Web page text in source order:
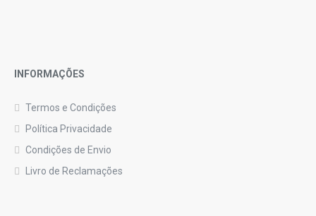
INFORMAÇÕES
Termos e Condições
Política Privacidade
Condições de Envio
Livro de Reclamações